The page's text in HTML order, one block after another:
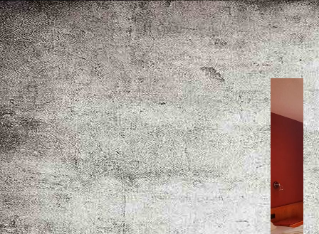
Gästezimmer